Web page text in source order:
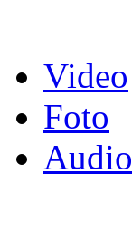
Video
Foto
Audio